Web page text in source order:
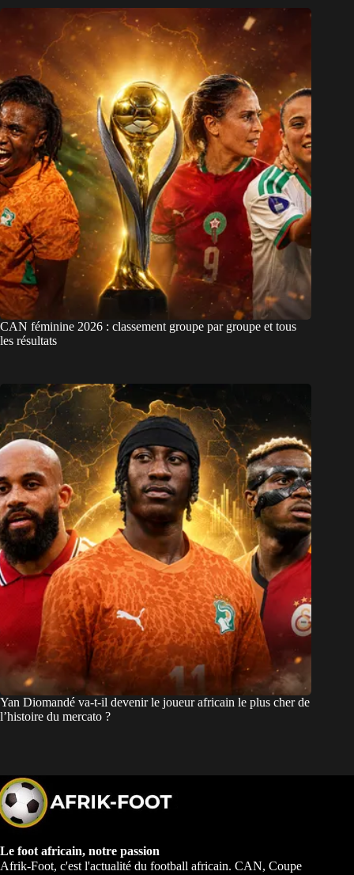
CAN féminine 2026 : classement groupe par groupe et tous
les résultats
Yan Diomandé va-t-il devenir le joueur africain le plus cher de
l’histoire du mercato ?
Le foot africain, notre passion
Afrik-Foot, c'est l'actualité du football africain. CAN, Coupe